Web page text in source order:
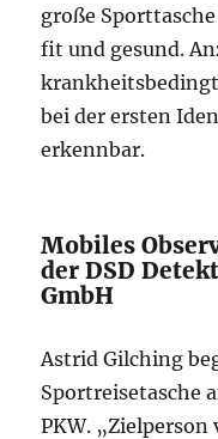
große
fit und gesund.
bei der ersten
erkennbar.
Mobiles
der DSD
GmbH
Astrid Gilching
Sportreisetasche
PKW. „Zielperson